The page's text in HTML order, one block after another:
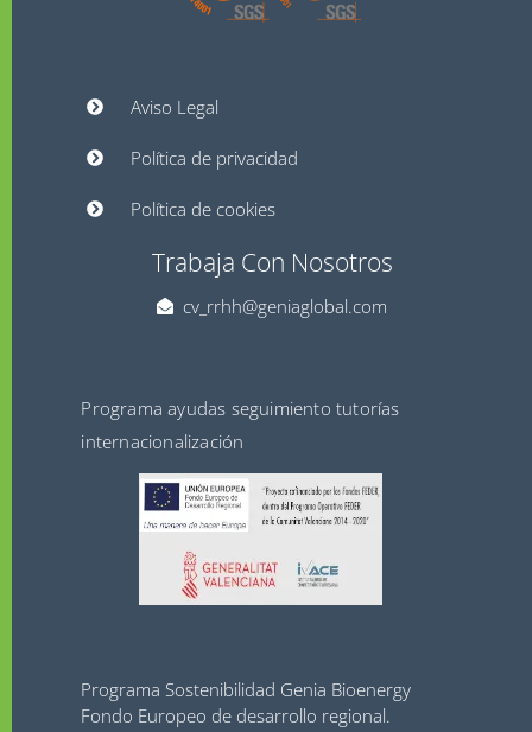
Aviso Legal
Política de privacidad
Política de cookies
Trabaja Con Nosotros
cv_rrhh@geniaglobal.com
Programa ayudas seguimiento tutorías
internacionalización
Programa Sostenibilidad Genia Bioenergy
Fondo Europeo de desarrollo regional.